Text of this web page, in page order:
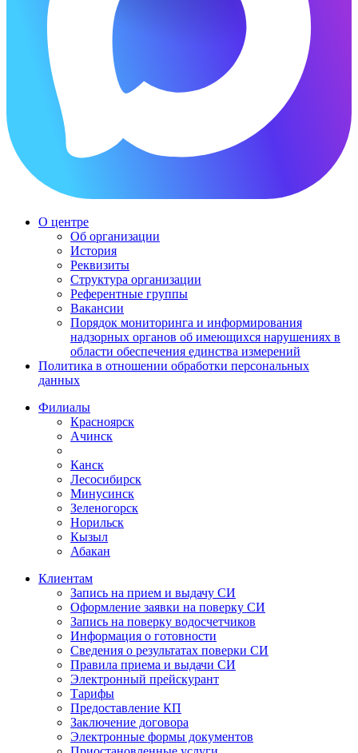
О центре
Об организации
История
Реквизиты
Структура организации
Референтные группы
Вакансии
Порядок мониторинга и информирования
надзорных органов об имеющихся нарушениях в
области обеспечения единства измерений
Политика в отношении обработки персональных
данных
Филиалы
Красноярск
Ачинск
Канск
Лесосибирск
Минусинск
Зеленогорск
Норильск
Кызыл
Абакан
Клиентам
Запись на прием и выдачу СИ
Оформление заявки на поверку СИ
Запись на поверку водосчетчиков
Информация о готовности
Сведения о результатах поверки СИ
Правила приема и выдачи СИ
Электронный прейскурант
Тарифы
Предоставление КП
Заключение договора
Электронные формы документов